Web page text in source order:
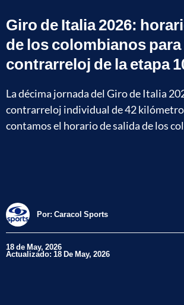
Giro de Italia 2026:
de los colombianos para
contrarreloj de la etapa
La décima jornada del Giro de Italia
contrarreloj individual de 42
contamos el horario de salida de los
Por: Caracol Sports
18 de May, 2026
Actualizado: 18 De May, 2026